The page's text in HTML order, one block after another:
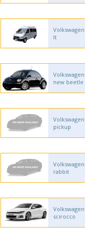
Volkswagen
lt
Volkswagen
new beetle
Volkswagen
pickup
Volkswagen
rabbit
Volkswagen
scirocco